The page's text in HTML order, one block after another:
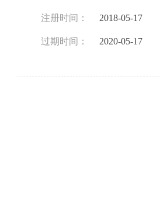
注册时间： 2018-05-17
过期时间： 2020-05-17